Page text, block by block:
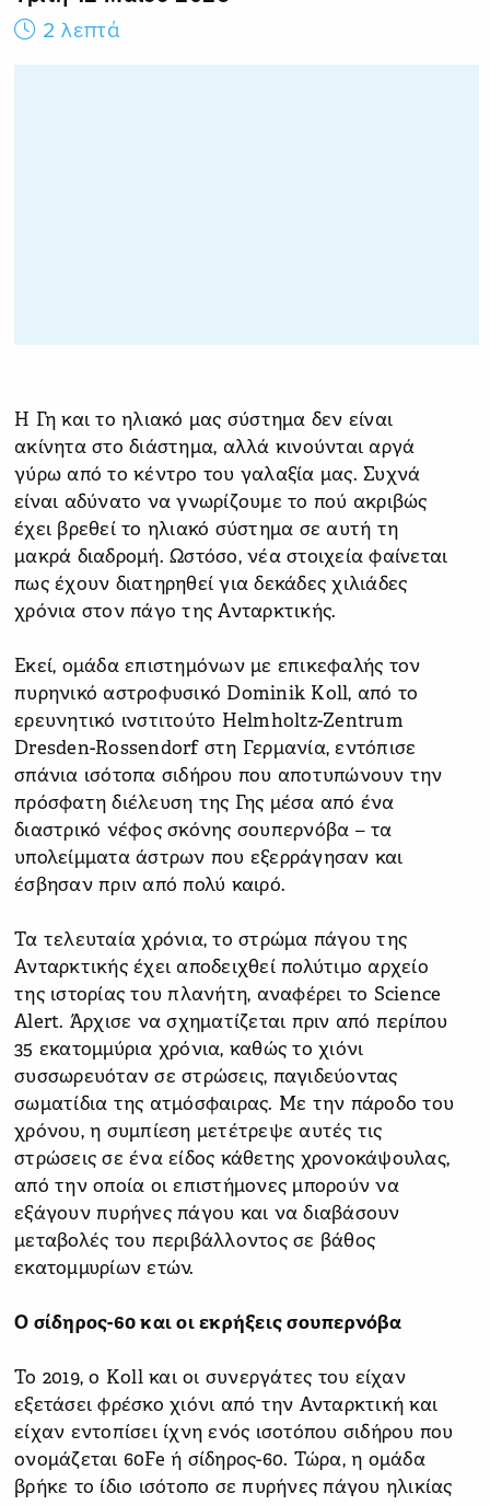
2 λεπτά
Η Γη και το ηλιακό μας σύστημα δεν είναι
ακίνητα στο διάστημα, αλλά κινούνται αργά
γύρω από το κέντρο του γαλαξία μας. Συχνά
είναι αδύνατο να γνωρίζουμε το πού ακριβώς
έχει βρεθεί το ηλιακό σύστημα σε αυτή τη
μακρά διαδρομή. Ωστόσο, νέα στοιχεία φαίνεται
πως έχουν διατηρηθεί για δεκάδες χιλιάδες
χρόνια στον πάγο της Ανταρκτικής.
Εκεί, ομάδα επιστημόνων με επικεφαλής τον
πυρηνικό αστροφυσικό Dominik Koll, από το
ερευνητικό ινστιτούτο Helmholtz-Zentrum
Dresden-Rossendorf στη Γερμανία, εντόπισε
σπάνια ισότοπα σιδήρου που αποτυπώνουν την
πρόσφατη διέλευση της Γης μέσα από ένα
διαστρικό νέφος σκόνης σουπερνόβα – τα
υπολείμματα άστρων που εξερράγησαν και
έσβησαν πριν από πολύ καιρό.
Τα τελευταία χρόνια, το στρώμα πάγου της
Ανταρκτικής έχει αποδειχθεί πολύτιμο αρχείο
της ιστορίας του πλανήτη, αναφέρει το Science
Alert. Άρχισε να σχηματίζεται πριν από περίπου
35 εκατομμύρια χρόνια, καθώς το χιόνι
συσσωρευόταν σε στρώσεις, παγιδεύοντας
σωματίδια της ατμόσφαιρας. Με την πάροδο του
χρόνου, η συμπίεση μετέτρεψε αυτές τις
στρώσεις σε ένα είδος κάθετης χρονοκάψουλας,
από την οποία οι επιστήμονες μπορούν να
εξάγουν πυρήνες πάγου και να διαβάσουν
μεταβολές του περιβάλλοντος σε βάθος
εκατομμυρίων ετών.
Ο σίδηρος-60 και οι εκρήξεις σουπερνόβα
Το 2019, ο Koll και οι συνεργάτες του είχαν
εξετάσει φρέσκο χιόνι από την Ανταρκτική και
είχαν εντοπίσει ίχνη ενός ισοτόπου σιδήρου που
ονομάζεται 60Fe ή σίδηρος-60. Τώρα, η ομάδα
βρήκε το ίδιο ισότοπο σε πυρήνες πάγου ηλικίας